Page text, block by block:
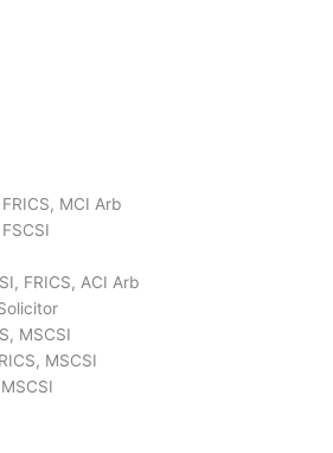
MCI Arb
FRICS, ACI Arb
MSCSI
MSCSI